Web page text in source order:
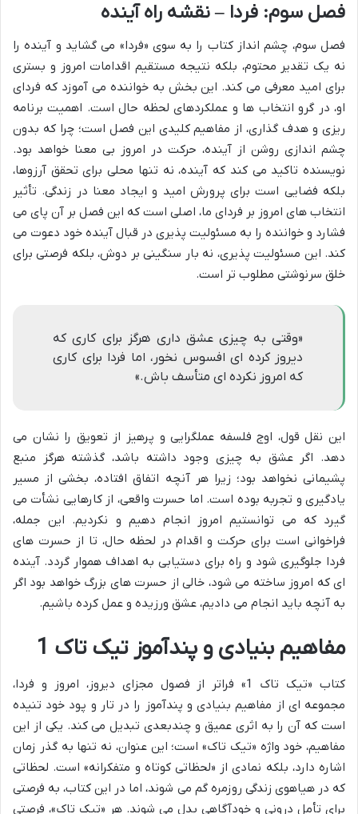
فصل سوم: فردا – نقشه راه آینده
فصل سوم، چشم انداز کتاب را به سوی «فردا» می گشاید و آینده را
نه یک تقدیر محتوم، بلکه نتیجه مستقیم اقدامات امروز و بستری
برای امید معرفی می کند. این بخش به خواننده می آموزد که فردای
او، در گرو انتخاب ها و عملکردهای لحظه حال است. اهمیت برنامه
ریزی و هدف گذاری، از مفاهیم کلیدی این فصل است؛ چرا که بدون
چشم اندازی روشن از آینده، حرکت در امروز بی معنا خواهد بود.
نویسنده تاکید می کند که آینده، نه تنها محلی برای تحقق آرزوها،
بلکه فضایی است برای پرورش امید و ایجاد معنا در زندگی. تأثیر
انتخاب های امروز بر فردای ما، اصلی است که این فصل بر آن پای می
فشارد و خواننده را به مسئولیت پذیری در قبال آینده خود دعوت می
کند. این مسئولیت پذیری، نه بار سنگینی بر دوش، بلکه فرصتی برای
خلق سرنوشتی مطلوب تر است.
«وقتی به چیزی عشق داری هرگز برای کاری که
دیروز کرده ای افسوس نخور، اما فردا برای کاری
که امروز نکرده ای متأسف باش.»
این نقل قول، اوج فلسفه عملگرایی و پرهیز از تعویق را نشان می
دهد. اگر عشق به چیزی وجود داشته باشد، گذشته هرگز منبع
پشیمانی نخواهد بود؛ زیرا هر آنچه اتفاق افتاده، بخشی از مسیر
یادگیری و تجربه بوده است. اما حسرت واقعی، از کارهایی نشأت می
گیرد که می توانستیم امروز انجام دهیم و نکردیم. این جمله،
فراخوانی است برای حرکت و اقدام در لحظه حال، تا از حسرت های
فردا جلوگیری شود و راه برای دستیابی به اهداف هموار گردد. آینده
ای که امروز ساخته می شود، خالی از حسرت های بزرگ خواهد بود اگر
به آنچه باید انجام می دادیم، عشق ورزیده و عمل کرده باشیم.
مفاهیم بنیادی و پندآموز تیک تاک 1
کتاب «تیک تاک 1» فراتر از فصول مجزای دیروز، امروز و فردا،
مجموعه ای از مفاهیم بنیادی و پندآموز را در تار و پود خود تنیده
است که آن را به اثری عمیق و چندبعدی تبدیل می کند. یکی از این
مفاهیم، خود واژه «تیک تاک» است؛ این عنوان، نه تنها به گذر زمان
اشاره دارد، بلکه نمادی از «لحظاتی کوتاه و متفکرانه» است. لحظاتی
که در هیاهوی زندگی روزمره گم می شوند، اما در این کتاب، به فرصتی
برای تأمل درونی و خودآگاهی بدل می شوند. هر «تیک تاک»، فرصتی